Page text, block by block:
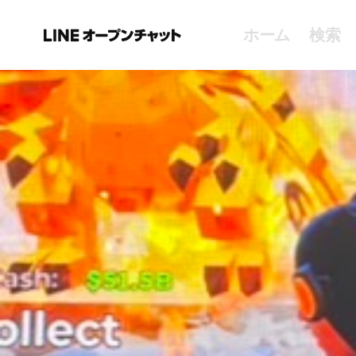
ホーム 検索